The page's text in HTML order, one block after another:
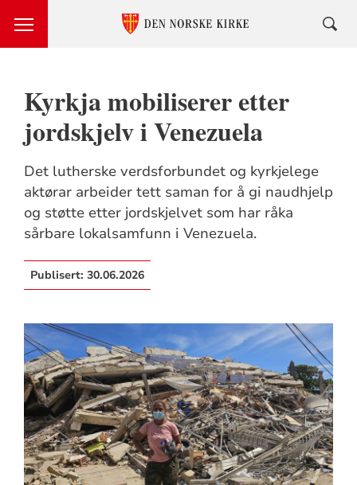
Kyrkja mobiliserer etter
jordskjelv i Venezuela
Det lutherske verdsforbundet og kyrkjelege
aktørar arbeider tett saman for å gi naudhjelp
og støtte etter jordskjelvet som har råka
sårbare lokalsamfunn i Venezuela.
Publisert: 30.06.2026